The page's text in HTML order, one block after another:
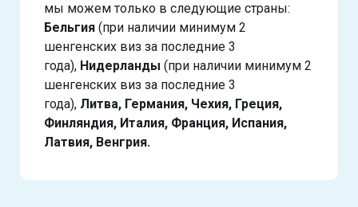
мы можем только в следующие страны:
Бельгия (при наличии минимум 2
шенгенских виз за последние 3
года), Нидерланды (при наличии минимум 2
шенгенских виз за последние 3
года), Литва, Германия, Чехия, Греция,
Финляндия, Италия, Франция, Испания,
Латвия, Венгрия.